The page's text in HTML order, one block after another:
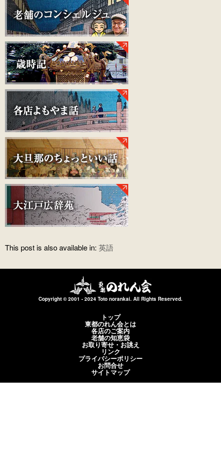
This post is also available in: 英語
Copyright © 2001 - 2024 Toto norankai. All Rights Reserved.
トップ
東都のれん会とは
各店のご案内
老舗の知恵袋
お取り寄せ・お誂え
リンク
プライバシーポリシー
お問合せ
サイトマップ